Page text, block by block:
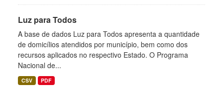
Luz para Todos
A base de dados Luz para Todos apresenta a quantidade
de domicílios atendidos por município, bem como dos
recursos aplicados no respectivo Estado. O Programa
Nacional de...
CSV PDF